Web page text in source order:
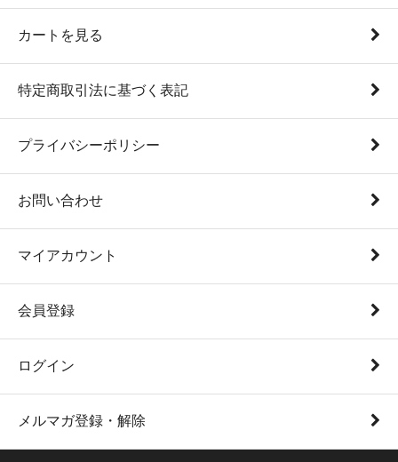
カートを見る
特定商取引法に基づく表記
プライバシーポリシー
お問い合わせ
マイアカウント
会員登録
ログイン
メルマガ登録・解除